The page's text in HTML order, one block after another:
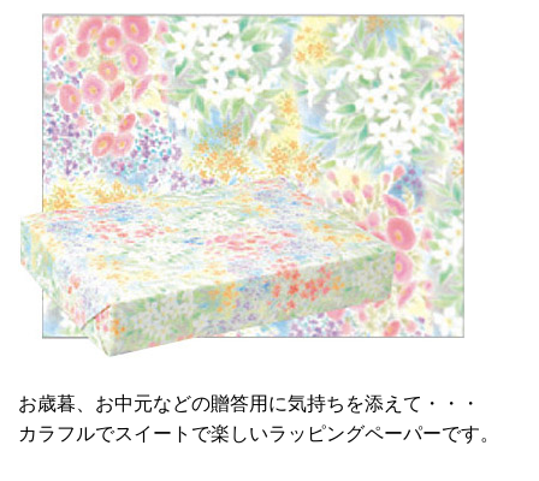
お歳暮、お中元などの贈答用に気持ちを添えて・・・
カラフルでスイートで楽しいラッピングペーパーです。